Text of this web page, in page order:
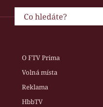
O FTV Prima
Volná místa
Reklama
HbbTV